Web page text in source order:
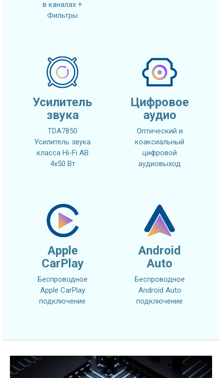
в каналах +
Фильтры
Усилитель
звука
TDA7850
Усилитель звука
класса Hi-Fi AB
4x50 Вт
Цифровое
аудио
Оптический и
коаксиальный
цифровой
аудиовыход
Apple
CarPlay
Беспроводное
Apple CarPlay
подключение
Android
Auto
Беспроводное
Android Auto
подключение